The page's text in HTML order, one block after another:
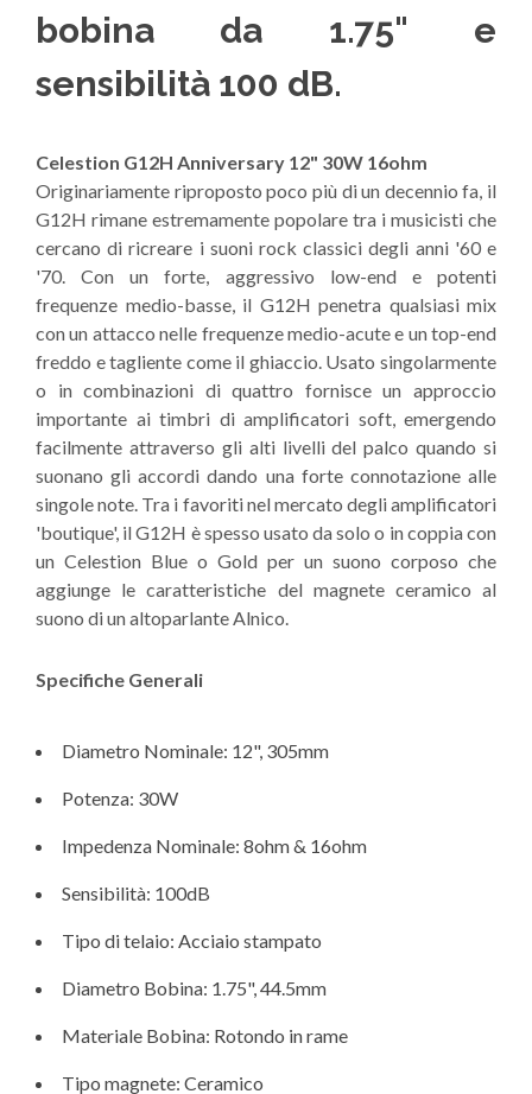
bobina da 1.75" e
sensibilità 100 dB.
Celestion G12H Anniversary 12" 30W 16ohm
Originariamente riproposto poco più di un decennio fa, il
G12H rimane estremamente popolare tra i musicisti che
cercano di ricreare i suoni rock classici degli anni '60 e
'70. Con un forte, aggressivo low-end e potenti
frequenze medio-basse, il G12H penetra qualsiasi mix
con un attacco nelle frequenze medio-acute e un top-end
freddo e tagliente come il ghiaccio. Usato singolarmente
o in combinazioni di quattro fornisce un approccio
importante ai timbri di amplificatori soft, emergendo
facilmente attraverso gli alti livelli del palco quando si
suonano gli accordi dando una forte connotazione alle
singole note. Tra i favoriti nel mercato degli amplificatori
'boutique', il G12H è spesso usato da solo o in coppia con
un Celestion Blue o Gold per un suono corposo che
aggiunge le caratteristiche del magnete ceramico al
suono di un altoparlante Alnico.
Specifiche Generali
Diametro Nominale: 12", 305mm
Potenza: 30W
Impedenza Nominale: 8ohm & 16ohm
Sensibilità: 100dB
Tipo di telaio: Acciaio stampato
Diametro Bobina: 1.75", 44.5mm
Materiale Bobina: Rotondo in rame
Tipo magnete: Ceramico